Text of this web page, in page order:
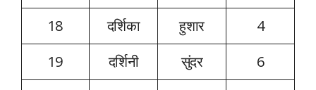
18
दर्शिका हुशार
4
19
दर्शिनी सुंदर
6